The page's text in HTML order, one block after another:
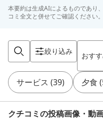
本要約は生成AIによるものであり
コミ全文と併せてご確認ください。
絞り込み おす
サービス (39) 夕食 (
クチコミの投稿画像・動